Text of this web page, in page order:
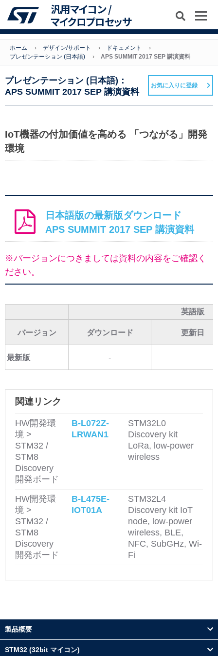
汎用マイコン /
マイクロプロセッサ
ホーム デザイン/サポート
ドキュメント
プレゼンテーション (日本語)
APS SUMMIT 2017 SEP 講演資料
プレゼンテーション (日本語)：
APS SUMMIT 2017 SEP 講演資料
お気に入りに登録
IoT機器の付加価値を高める 「つながる」開発
環境
日本語版の最新版ダウンロード
APS SUMMIT 2017 SEP 講演資料
※バージョンにつきましては資料の内容をご確認く
ださい。
英語版
バージョン ダウンロード 更新日
最新版 -
関連リンク
HW開発環
境 >
STM32 /
STM8
Discovery
開発ボード
B-L072Z-
LRWAN1
STM32L0
Discovery kit
LoRa, low-power
wireless
HW開発環
境 >
STM32 /
STM8
Discovery
開発ボード
B-L475E-
IOT01A
STM32L4
Discovery kit IoT
node, low-power
wireless, BLE,
NFC, SubGHz, Wi-
Fi
製品概要
STM32 (32bit マイコン)